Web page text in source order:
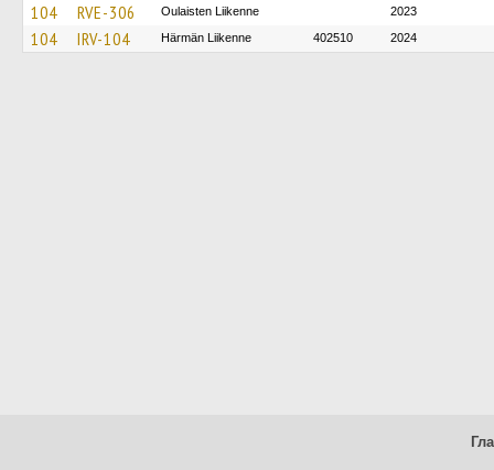
104 RVE-306 Oulaisten Liikenne 2023
104 IRV-104 Härmän Liikenne 402510 2024